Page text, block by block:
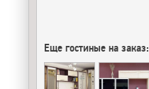
Еще гостиные на заказ: